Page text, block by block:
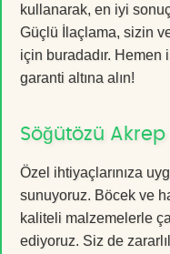
kullanarak, en iyi
Güçlü İlaçlama, sizin
için buradadır.
garanti altına alın!
Söğütözü
Özel ihtiyaçlarınıza
sunuyoruz. Böcek ve
kaliteli malzemelerle
ediyoruz. Siz de